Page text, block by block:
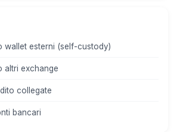
wallet esterni (self-custody)
altri exchange
collegate
bancari